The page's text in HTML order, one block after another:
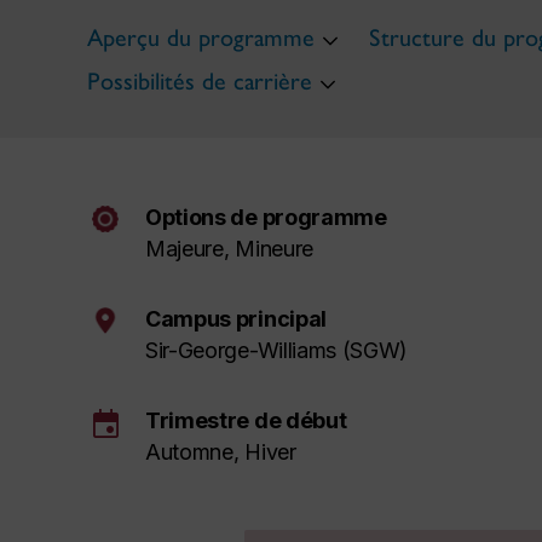
Aperçu du programme Structure du
Possibilités de carrière
Options de programme
Majeure, Mineure
Campus principal
Sir-George-Williams (SGW)
event
Trimestre de début
Automne, Hiver